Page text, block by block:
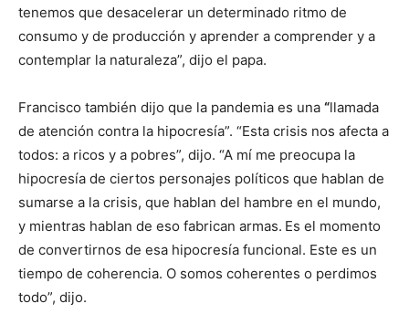
tenemos que desacelerar un determinado ritmo de
consumo y de producción y aprender a comprender y a
contemplar la naturaleza”, dijo el papa.
Francisco también dijo que la pandemia es una “llamada
de atención contra la hipocresía”. “Esta crisis nos afecta a
todos: a ricos y a pobres”, dijo. “A mí me preocupa la
hipocresía de ciertos personajes políticos que hablan de
sumarse a la crisis, que hablan del hambre en el mundo,
y mientras hablan de eso fabrican armas. Es el momento
de convertirnos de esa hipocresía funcional. Este es un
tiempo de coherencia. O somos coherentes o perdimos
todo”, dijo.